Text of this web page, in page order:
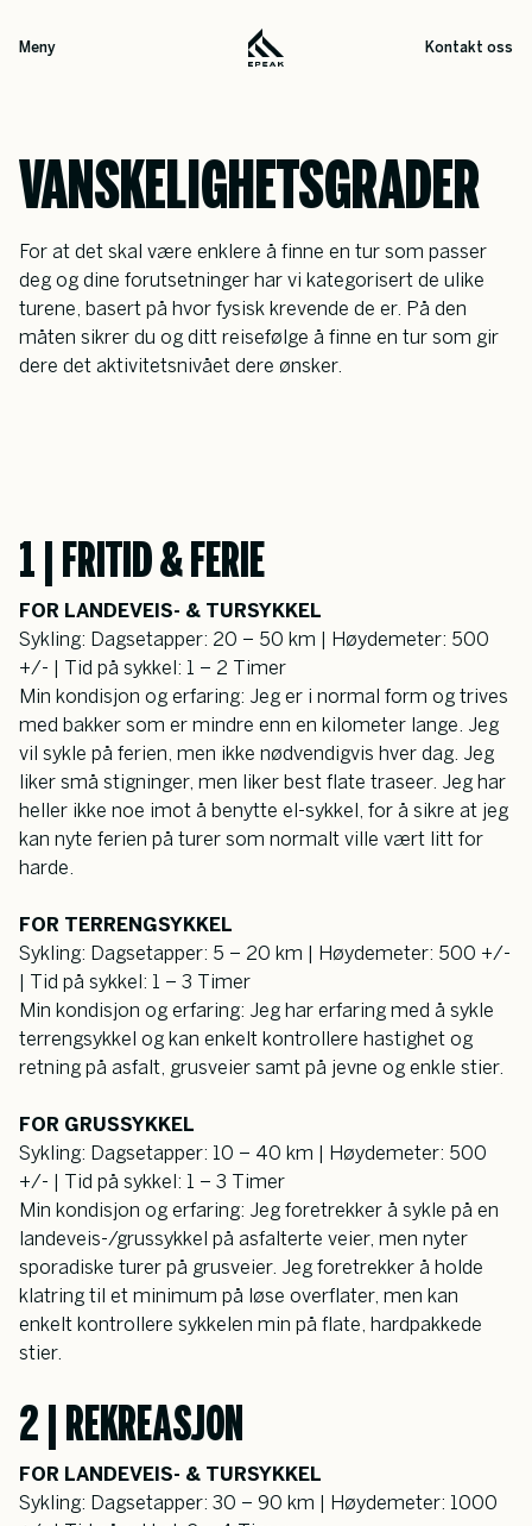
Meny Kontakt oss
VANSKELIGHETSGRADER
For at det skal være enklere å finne en tur som passer
deg og dine forutsetninger har vi kategorisert de ulike
turene, basert på hvor fysisk krevende de er. På den
måten sikrer du og ditt reisefølge å finne en tur som gir
dere det aktivitetsnivået dere ønsker.
1 | FRITID & FERIE
FOR LANDEVEIS- & TURSYKKEL
Sykling: Dagsetapper: 20 – 50 km | Høydemeter: 500
+/- | Tid på sykkel: 1 – 2 Timer
Min kondisjon og erfaring: Jeg er i normal form og trives
med bakker som er mindre enn en kilometer lange. Jeg
vil sykle på ferien, men ikke nødvendigvis hver dag. Jeg
liker små stigninger, men liker best flate traseer. Jeg har
heller ikke noe imot å benytte el-sykkel, for å sikre at jeg
kan nyte ferien på turer som normalt ville vært litt for
harde.
FOR TERRENGSYKKEL
Sykling: Dagsetapper: 5 – 20 km | Høydemeter: 500 +/-
| Tid på sykkel: 1 – 3 Timer
Min kondisjon og erfaring: Jeg har erfaring med å sykle
terrengsykkel og kan enkelt kontrollere hastighet og
retning på asfalt, grusveier samt på jevne og enkle stier.
FOR GRUSSYKKEL
Sykling: Dagsetapper: 10 – 40 km | Høydemeter: 500
+/- | Tid på sykkel: 1 – 3 Timer
Min kondisjon og erfaring: Jeg foretrekker å sykle på en
landeveis-/grussykkel på asfalterte veier, men nyter
sporadiske turer på grusveier. Jeg foretrekker å holde
klatring til et minimum på løse overflater, men kan
enkelt kontrollere sykkelen min på flate, hardpakkede
stier.
2 | REKREASJON
FOR LANDEVEIS- & TURSYKKEL
Sykling: Dagsetapper: 30 – 90 km | Høydemeter: 1000